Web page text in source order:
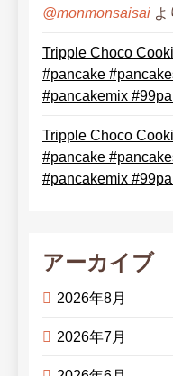
@monmonsaisai よ
Tripple Choco
#pancake
#pancakemix
Tripple Choco
#pancake
#pancakemix
アーカイブ
2026年8月
2026年7月